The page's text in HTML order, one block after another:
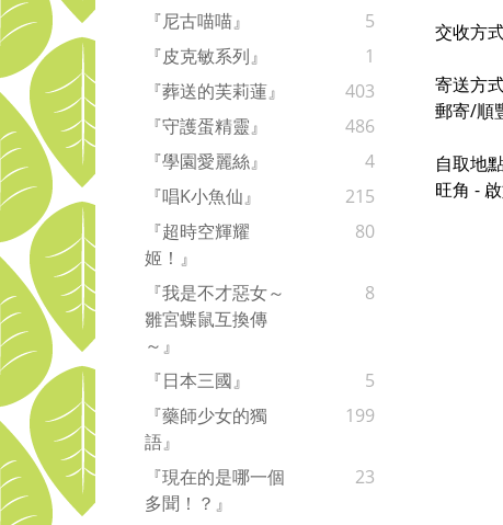
『尼古喵喵』
5
『皮克敏系列』
1
『葬送的芙莉蓮』
403
『守護蛋精靈』
486
『學園愛麗絲』
4
『唱K小魚仙』
215
『超時空輝耀
姬！』
80
『我是不才惡女～
雛宮蝶鼠互換傳
～』
8
『日本三國』
5
『藥師少女的獨
語』
199
『現在的是哪一個
多聞！？』
23
交收方
寄送方
郵寄/順
自取地
旺角 -